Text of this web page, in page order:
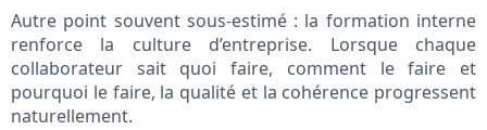
Autre point souvent sous-estimé : la formation interne
renforce la culture d’entreprise. Lorsque chaque
collaborateur sait quoi faire, comment le faire et
pourquoi le faire, la qualité et la cohérence progressent
naturellement.